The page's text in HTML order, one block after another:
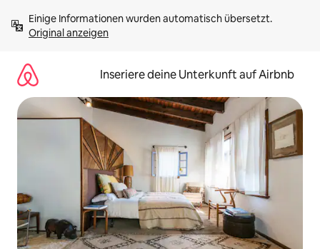
Inhalten
springenOriginal anzeigen
Inseriere deine Unterkunft auf Airbnb